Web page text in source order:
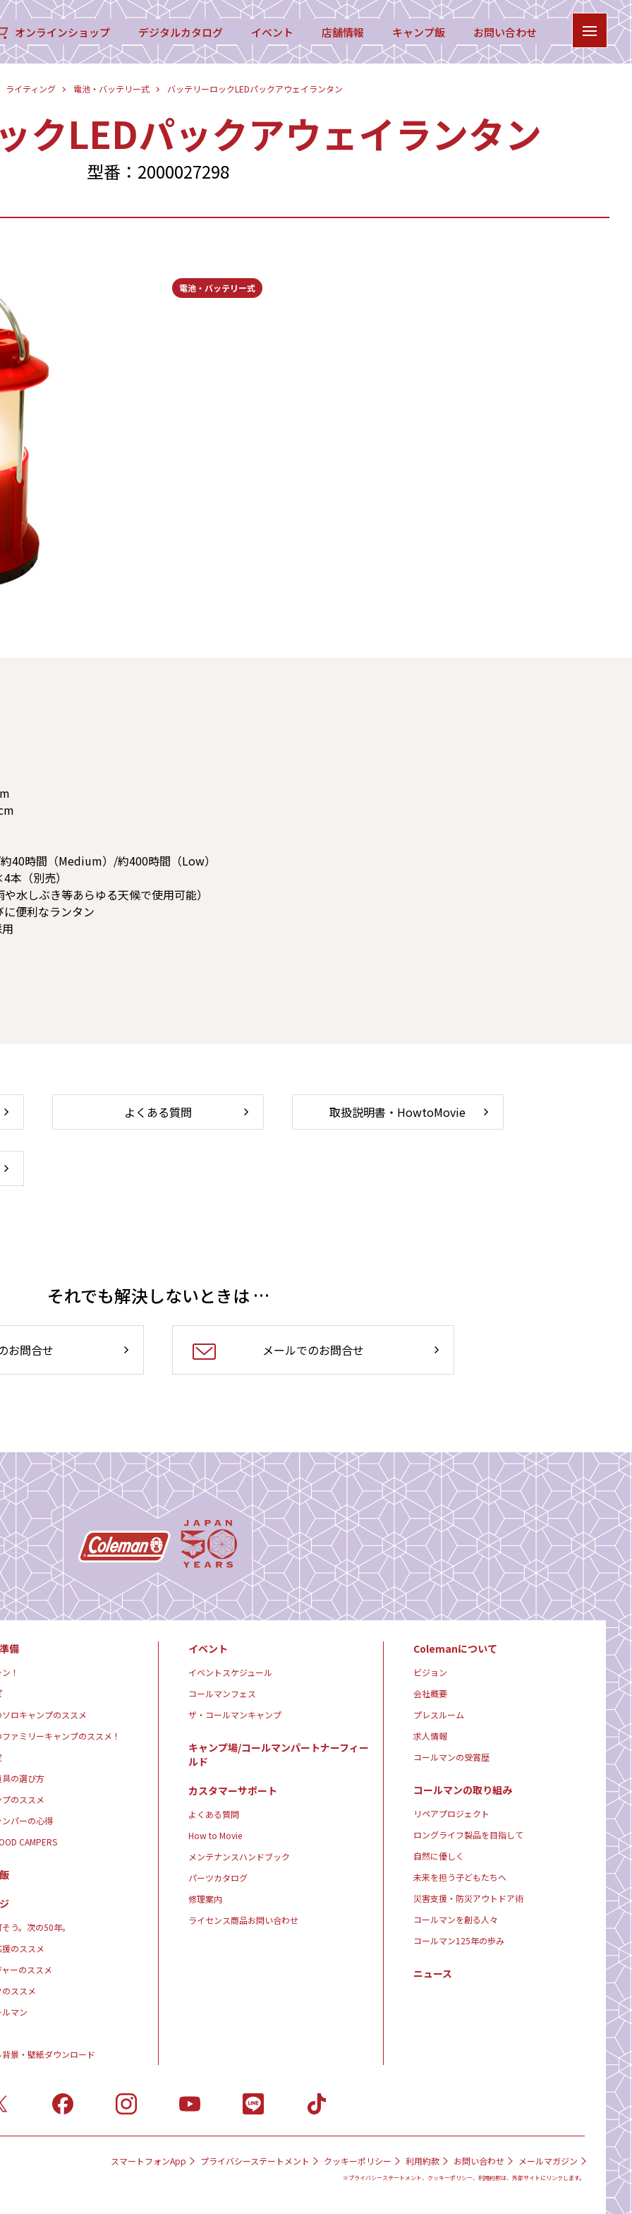
オンラインショップ デジタルカタログ イベント 店舗情報 キャンプ飯 お問い合わせ
ライティング 電池・バッテリー式 バッテリーロックLEDパックアウェイランタン
クLEDパックアウェイランタン
型番：2000027298
電池・バッテリー式
40時間（Medium）/約400時間（Low）
（別売）
水しぶき等あらゆる天候で使用可能）
便利なランタン
よくある質問 取扱説明書・HowtoMovie
それでも解決しないときは …
お問合せ メールでのお問合せ
備
！
ロキャンプのススメ
ァミリーキャンプのススメ！
の選び方
のススメ
パーの心得
CAMPERS
う。次の50年。
のススメ
ーのススメ
ススメ
マン
景・壁紙ダウンロード
イベント
イベントスケジュール
コールマンフェス
ザ・コールマンキャンプ
キャンプ場/コールマンパートナーフィー
ルド
カスタマーサポート
よくある質問
How to Movie
メンテナンスハンドブック
パーツカタログ
修理案内
ライセンス商品お問い合わせ
Colemanについて
ビジョン
会社概要
プレスルーム
求人情報
コールマンの受賞歴
コールマンの取り組み
リペアプロジェクト
ロングライフ製品を目指して
自然に優しく
未来を担う子どもたちへ
災害支援・防災アウトドア術
コールマンを創る人々
コールマン125年の歩み
ニュース
スマートフォンApp プライバシーステートメント クッキーポリシー 利用約款 お問い合わせ メールマガジン
※プライバシーステートメント、クッキーポリシー、利用約款は、外部サイトにリンクします。